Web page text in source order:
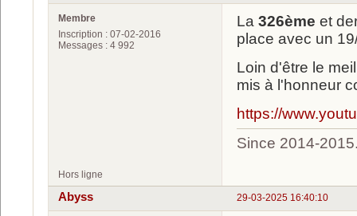
Membre
Inscription : 07-02-2016
Messages : 4 992
La 326ème et
place avec un
Loin d'être le
mis à l'honneur
https://
Since 2014-
Hors ligne
29-03-2025 16:40:10
Abyss